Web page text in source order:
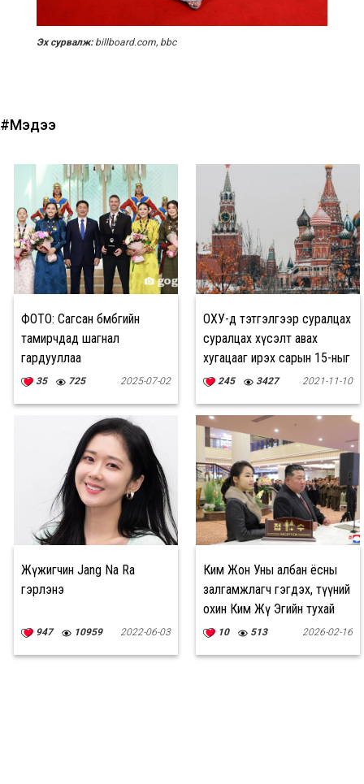
Эх сурвалж: billboard.com, bbc
#Мэдээ
ФОТО: Сагсан бөмбөгийн
тамирчдад шагнал
гардууллаа
35 725 2025-07-02
ОХУ-д тэтгэлгээр суралцах
суралцах хүсэлт авах
хугацааг ирэх сарын 15-ныг
хүртэл сунгав
245 3427 2021-11-10
Жүжигчин Jang Na Ra
гэрлэнэ
947 10959 2022-06-03
Ким Жон Уны албан ёсны
залгамжлагч гэгдэх, түүний
охин Ким Жү Эгийн тухай
10 513 2026-02-16